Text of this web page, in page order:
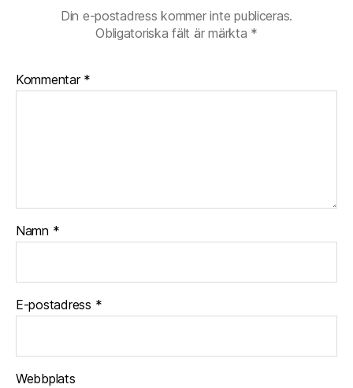
Din e-postadress kommer inte publiceras.
Obligatoriska fält är märkta *
Kommentar *
Namn *
E-postadress *
Webbplats